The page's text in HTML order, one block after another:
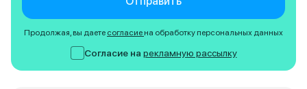
Продолжая, вы даете согласие на обработку персональных данных
Согласие на рекламную рассылку